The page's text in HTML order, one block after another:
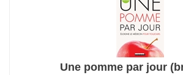
Une pomme par jour